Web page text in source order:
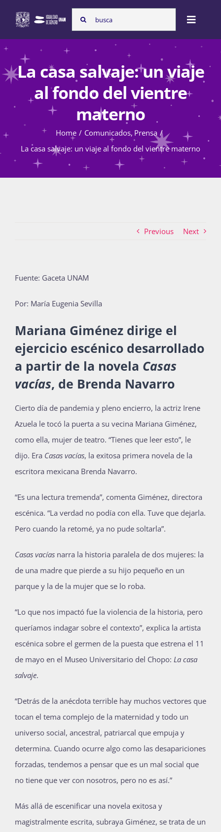
content
Search
for:
Toggle
Nosotras
Programas
Atención de la violencia de género
La Boletina
Blog
Recursos
Súmate
Publicaciones
Bienvenida generación 2027-1
La casa salvaje: un viaje
al fondo del vientre
materno
Home Comunicados Prensa
La casa salvaje: un viaje al fondo del vientre materno
Previous Next
Fuente: Gaceta UNAM
Por: María Eugenia Sevilla
Mariana Giménez dirige el
ejercicio escénico desarrollado
a partir de la novela Casas
vacías, de Brenda Navarro
Cierto día de pandemia y pleno encierro, la actriz Irene
Azuela le tocó la puerta a su vecina Mariana Giménez,
como ella, mujer de teatro. “Tienes que leer esto”, le
dijo. Era Casas vacías, la exitosa primera novela de la
escritora mexicana Brenda Navarro.
“Es una lectura tremenda”, comenta Giménez, directora
escénica. “La verdad no podía con ella. Tuve que dejarla.
Pero cuando la retomé, ya no pude soltarla”.
Casas vacías narra la historia paralela de dos mujeres: la
de una madre que pierde a su hijo pequeño en un
parque y la de la mujer que se lo roba.
“Lo que nos impactó fue la violencia de la historia, pero
queríamos indagar sobre el contexto”, explica la artista
escénica sobre el germen de la puesta que estrena el 11
de mayo en el Museo Universitario del Chopo: La casa
salvaje.
“Detrás de la anécdota terrible hay muchos vectores que
tocan el tema complejo de la maternidad y todo un
universo social, ancestral, patriarcal que empuja y
determina. Cuando ocurre algo como las desapariciones
forzadas, tendemos a pensar que es un mal social que
no tiene que ver con nosotros, pero no es así.”
Más allá de escenificar una novela exitosa y
magistralmente escrita, subraya Giménez, se trata de un